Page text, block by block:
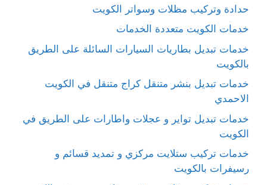
حدادة وتركيب مظلات وسواتر الكويت
خدمات الكويت متعددة الخدمات
خدمات تبديل بطاريات السيارات السائلة على الطريق
بالكويت
خدمات تبديل بنشر متنقل كراج متنقل في الكويت
الاحمدي
خدمات تبديل تواير و عجلات واطارات على الطريق في
الكويت
خدمات تركيب ستلايت مركزي و تمديد قسائم و
رسيفرات بالكويت